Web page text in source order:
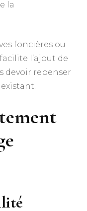
la
foncières ou
l’ajout de
devoir repenser